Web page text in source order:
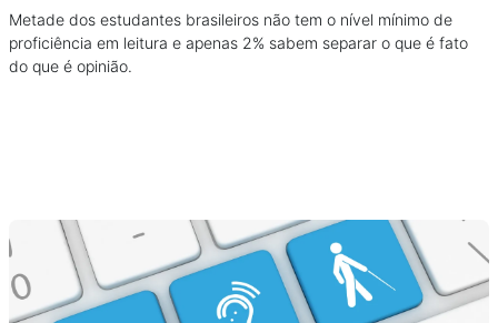
Metade dos estudantes brasileiros não tem o nível mínimo de
proficiência em leitura e apenas 2% sabem separar o que é fato
do que é opinião.